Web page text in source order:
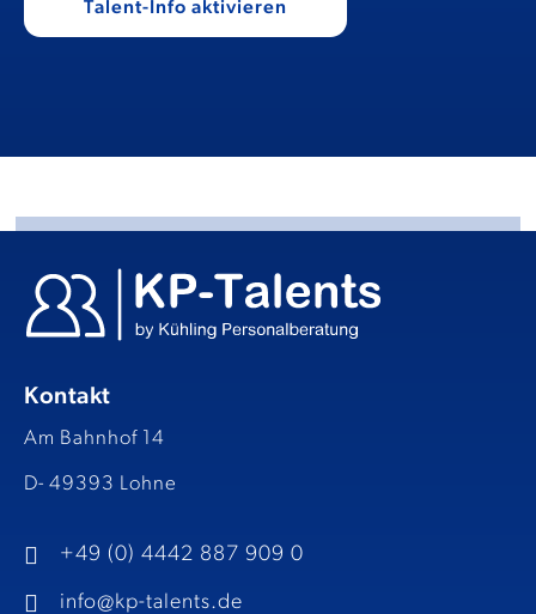
Kontakt
Am Bahnhof 14
D- 49393 Lohne
+49 (0) 4442 887 909 0
info@kp-talents.de​